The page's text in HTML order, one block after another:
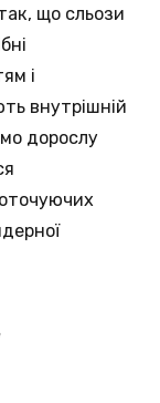
що сльози
і
внутрішній
дорослу